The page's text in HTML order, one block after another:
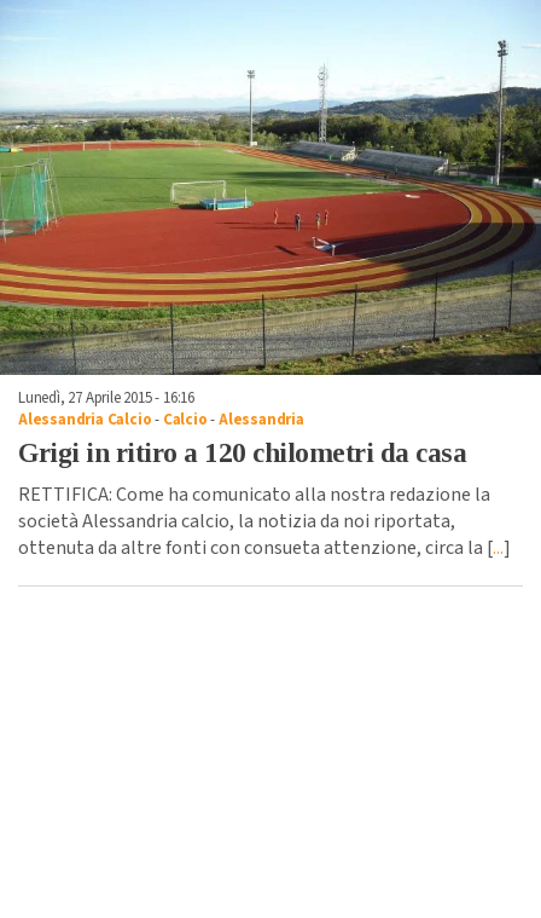
Lunedì, 27 Aprile 2015 - 16:16
Alessandria Calcio- Calcio-Alessandria
Grigi in ritiro a 120 chilometri da casa
RETTIFICA: Come ha comunicato alla nostra redazione la
società Alessandria calcio, la notizia da noi riportata,
ottenuta da altre fonti con consueta attenzione, circa la [...]